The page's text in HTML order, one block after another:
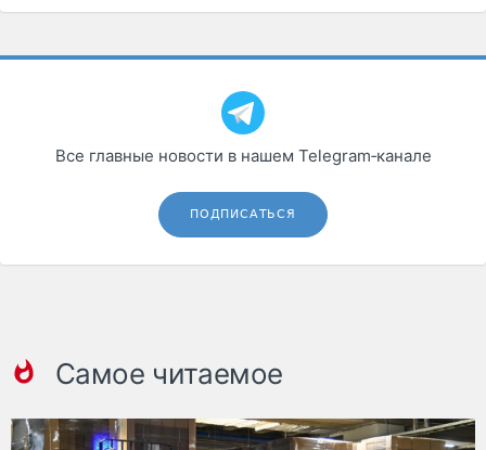
грузовые
Коммерческий
транспорт
Спецтехника
Автосервис,
запчасти, шины
Дзен
Все главные новости в нашем Telegram‑канале
ПОДПИСАТЬСЯ
Самое читаемое